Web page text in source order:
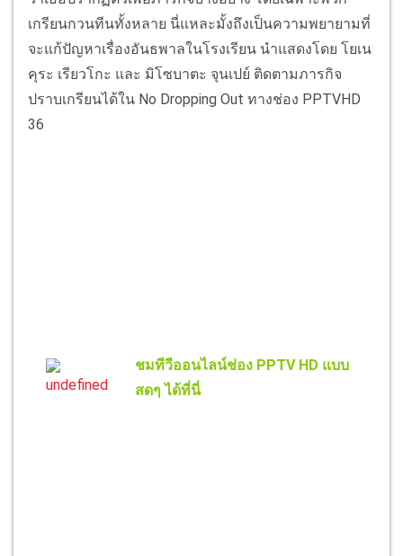
เกรียนกวนทีนทั้งหลาย นี่แหละมั้งถึงเป็นความพยายามที่
จะแก้ปัญหาเรื่องอันธพาลในโรงเรียน นำแสดงโดย โยเน
คุระ เรียวโกะ และ มิโซบาตะ จุนเปย์ ติดตามภารกิจ
ปราบเกรียนได้ใน No Dropping Out ทางช่อง PPTVHD
36
ชมทีวีออนไลน์ช่อง PPTV HD แบบ
สดๆ ได้ที่นี่